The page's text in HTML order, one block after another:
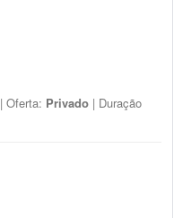
| Oferta: Privado | Duração